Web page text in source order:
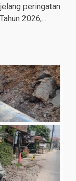
peringatan
2026,...